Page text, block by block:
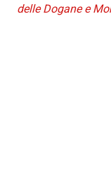
delle Dogane e